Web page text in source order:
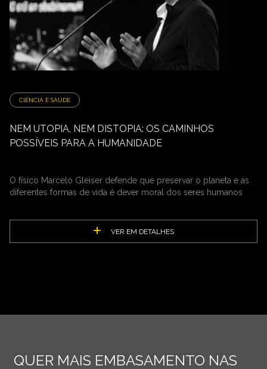
CIÊNCIA E SAÚDE
NEM UTOPIA, NEM DISTOPIA: OS CAMINHOS
POSSÍVEIS PARA A HUMANIDADE
O físico Marcelo Gleiser defende que preservar o planeta e as
diferentes formas de vida é dever moral dos seres humanos
VER EM DETALHES
QUER MAIS EMBASAMENTO NAS